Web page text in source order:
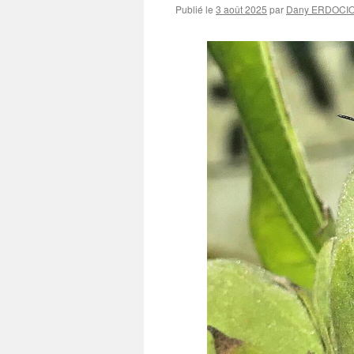
Publié le 3 août 2025 par Dany